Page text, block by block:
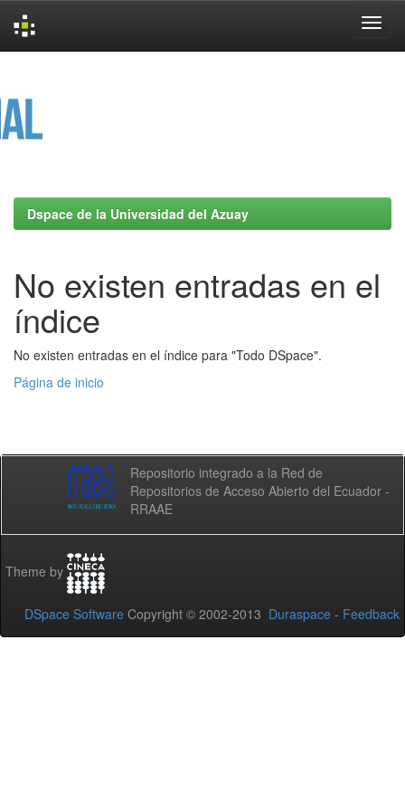
Dspace de la Universidad del Azuay
No existen entradas en el
índice
No existen entradas en el índice para "Todo DSpace".
Página de inicio
Repositorio integrado a la Red de
Repositorios de Acceso Abierto del Ecuador -
RRAAE
Theme by
DSpace Software Copyright © 2002-2013 Duraspace - Feedback